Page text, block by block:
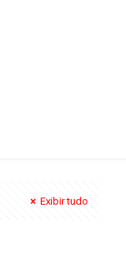
Exibir tudo